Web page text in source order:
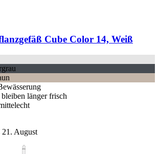
Cube Color 14, Weiß
länger frisch
21. August